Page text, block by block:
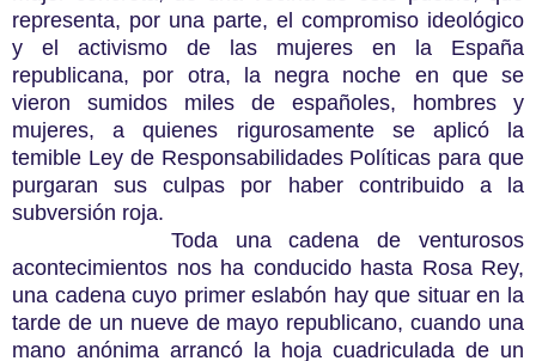
representa, por una parte, el compromiso ideológico
y el activismo de las mujeres en la España
republicana, por otra, la negra noche en que se
vieron sumidos miles de españoles, hombres y
mujeres, a quienes rigurosamente se aplicó la
temible Ley de Responsabilidades Políticas para que
purgaran sus culpas por haber contribuido a la
subversión roja.
Toda una cadena de venturosos
acontecimientos nos ha conducido hasta Rosa Rey,
una cadena cuyo primer eslabón hay que situar en la
tarde de un nueve de mayo republicano, cuando una
mano anónima arrancó la hoja cuadriculada de un